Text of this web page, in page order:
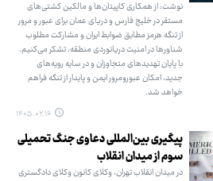
نوشت: از همکاری کاپیتان‌ها و مالکین کشتی‌های
مستقر در خلیج فارس و دریای عمان برای عبور و مرور
از تنگه هرمز مطابق ضوابط ایران و مشارکت مطلوب
شناورها در امنیت دریانوردی منطقه، تشکر می‌کنیم.
با پایان تهدیدهای متجاوزان و در سایه رویه‌های
جدید، امکان عبورومرور ایمن و پایدار از تنگه فراهم
خواهد شد.
۱۴۰۵.۰۲.۱۶
پیگیری بین‌المللی دعاوی جنگ تحمیلی
سوم از میدان انقلاب
در میدان انقلاب تهران، وکلای کانون وکلای دادگستری